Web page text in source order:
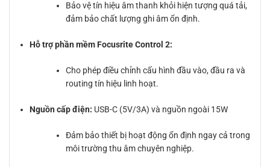
Bảo vệ tín hiệu âm thanh khỏi hiện tượng quá tải,
đảm bảo chất lượng ghi âm ổn định.
Hỗ trợ phần mềm Focusrite Control 2:
Cho phép điều chỉnh cấu hình đầu vào, đầu ra và
routing tín hiệu linh hoạt.
Nguồn cấp điện: USB-C (5V/3A) và nguồn ngoài 15W
Đảm bảo thiết bị hoạt động ổn định ngay cả trong
môi trường thu âm chuyên nghiệp.